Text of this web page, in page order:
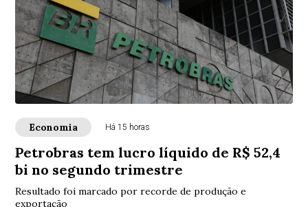
Economia Há 15 horas
Petrobras tem lucro líquido de R$ 52,4
bi no segundo trimestre
Resultado foi marcado por recorde de produção e
exportação